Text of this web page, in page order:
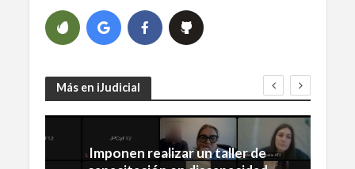
Más en iJudicial
Imponen realizar un taller de